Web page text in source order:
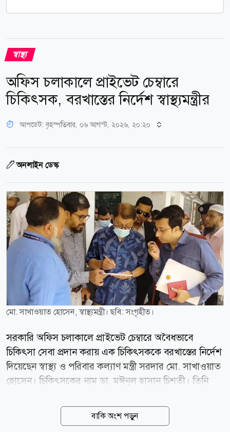
স্বাস্থ্য
অফিস চলাকালে প্রাইভেট চেম্বারে
চিকিৎসক, বরখাস্তের নির্দেশ স্বাস্থ্যমন্ত্রীর
আপডেট: বৃহস্পতিবার, ০৬ আগস্ট, ২০২৬, ২০:২০
অনলাইন ডেস্ক
মো. সাখাওয়াত হোসেন, স্বাস্থ্যমন্ত্রী। ছবি: সংগৃহীত।
সরকারি অফিস চলাকালে প্রাইভেট চেম্বারে অবৈধভাবে
চিকিৎসা সেবা প্রদান করায় এক চিকিৎসককে বরখাস্তের নির্দেশ
দিয়েছেন স্বাস্থ্য ও পরিবার কল্যাণ মন্ত্রী সরদার মো. সাখাওয়াত
হোসেন। চিকিৎসকের নাম ডা. মঈনুল হাসান চিশতী। তিনি
কনসালটেন্ট পদে কর্মরত আছেন। আজ বৃহস্পতিবার (৬
আগস্ট) দুপুরে রাজধানীর পুরান ঢাকার ইংলিশ রোডস্থ পপুলার
বাকি অংশ পড়ুন